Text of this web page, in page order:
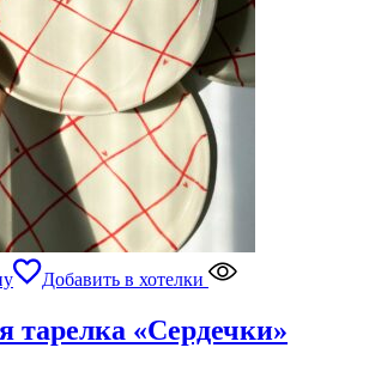
Добавить в хотелки
тарелка «Сердечки»